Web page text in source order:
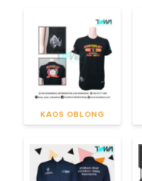
KAOS OBLONG